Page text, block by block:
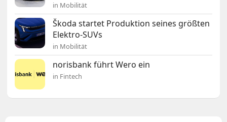
in Mobilität
Škoda startet Produktion seines größten
Elektro-SUVs
in Mobilität
norisbank führt Wero ein
in Fintech